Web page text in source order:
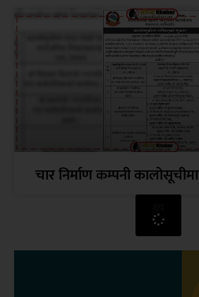
चार निर्माण कम्पनी कालोसूचीमा